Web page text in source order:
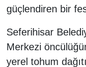
güçlendiren bir
Seferihisar
Merkezi
yerel tohum